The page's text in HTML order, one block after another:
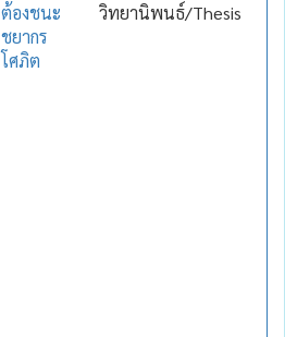
ต้องชนะ
ชยากร
โศภิต
วิทยานิพนธ์/Thesis